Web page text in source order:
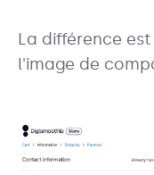
La différence
l'image de